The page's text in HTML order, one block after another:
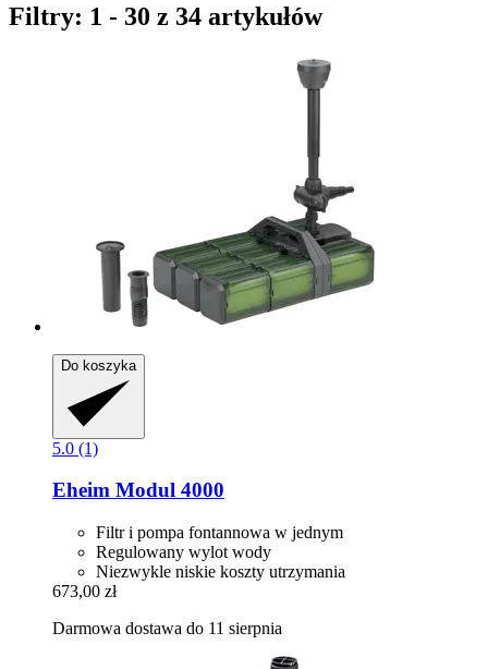
Filtry: 1 - 30 z 34 artykułów
Do koszyka
5.0 (1)
Eheim Modul 4000
Filtr i pompa fontannowa w jednym
Regulowany wylot wody
Niezwykle niskie koszty utrzymania
673,00 zł
Darmowa dostawa do 11 sierpnia